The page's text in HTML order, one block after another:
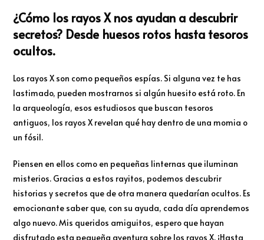
¿Cómo los rayos X nos ayudan a descubrir
secretos? Desde huesos rotos hasta tesoros
ocultos.
Los rayos X son como pequeños espías. Si alguna vez te has
lastimado, pueden mostrarnos si algún huesito está roto. En
la arqueología, esos estudiosos que buscan tesoros
antiguos, los rayos X revelan qué hay dentro de una momia o
un fósil.
Piensen en ellos como en pequeñas linternas que iluminan
misterios. Gracias a estos rayitos, podemos descubrir
historias y secretos que de otra manera quedarían ocultos. Es
emocionante saber que, con su ayuda, cada día aprendemos
algo nuevo. Mis queridos amiguitos, espero que hayan
disfrutado esta pequeña aventura sobre los rayos X. ¡Hasta